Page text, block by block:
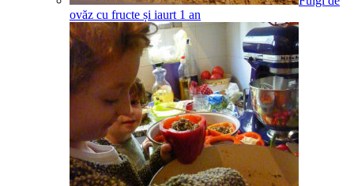
ovăz cu fructe și iaurt 1 an